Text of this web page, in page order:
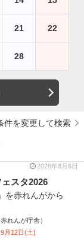
21 22
28
件を変更して検索
2026年8月6日
スタ2026
を赤れんがから
れんが庁舎）
月12日(土)